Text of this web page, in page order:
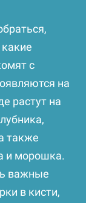
с
на
растут на
также
и морошка.
важные
в кисти,